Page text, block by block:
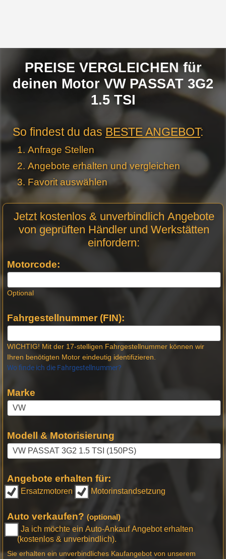
PREISE VERGLEICHEN für
deinen Motor VW PASSAT 3G2
1.5 TSI
So findest du dasBESTE ANGEBOT:
Anfrage Stellen
Angebote erhalten und vergleichen
Favorit auswählen
Anfrage
Stellen -
Jetzt kostenlos & unverbindlich Angebote
von geprüften Händler und Werkstätten
einfordern:
Motorcode:
Optional
Fahrgestellnummer (FIN):
WICHTIG! Mit der 17-stelligen Fahrgestellnummer können wir
Ihren benötigten Motor eindeutig identifizieren.
Wo finde ich die Fahrgestellnummer?
Marke
Modell & Motorisierung
Angebote erhalten für:
Ersatzmotoren Motorinstandsetzung
Auto verkaufen? (optional)
Ja ich möchte ein Auto-Ankauf Angebot erhalten
(kostenlos & unverbindlich).
Sie erhalten ein unverbindliches Kaufangebot von unserem